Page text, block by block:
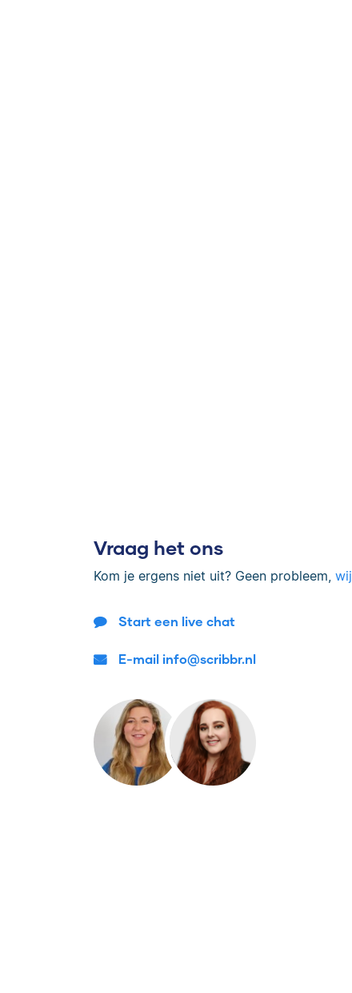
Vraag het ons
Kom je ergens niet uit? Geen probleem, wij
Start een live chat
E-mail info@scribbr.nl